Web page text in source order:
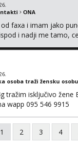
ONA
faxa i imam jako
i nadji me tamo,
osoba traži žensku osobu
tražim isključivo žene
wapp 095 546 9915
1 2 3 4